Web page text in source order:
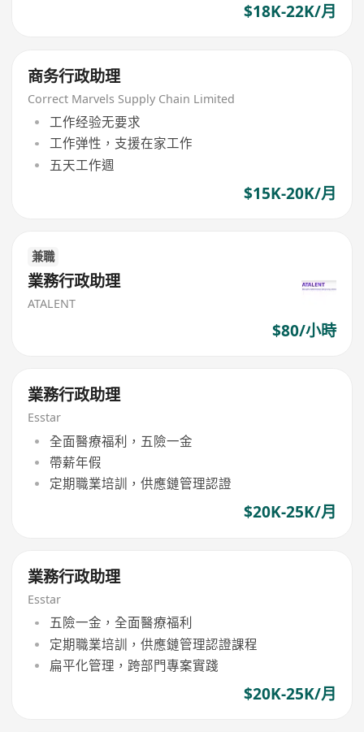
$18K-22K/月
商务行政助理
Correct Marvels Supply Chain Limited
工作经验无要求
工作弹性，支援在家工作
五天工作週
$15K-20K/月
兼職
業務行政助理
ATALENT
$80/小時
業務行政助理
Esstar
全面醫療福利，五險一金
帶薪年假
定期職業培訓，供應鏈管理認證
$20K-25K/月
業務行政助理
Esstar
五險一金，全面醫療福利
定期職業培訓，供應鏈管理認證課程
扁平化管理，跨部門專案實踐
$20K-25K/月